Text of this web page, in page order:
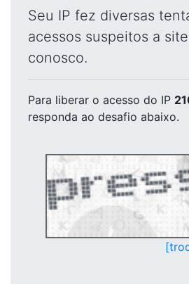
Seu IP fez diversas
acessos suspeitos a
conosco.
Para liberar o acesso do IP
responda ao desafio abaixo.